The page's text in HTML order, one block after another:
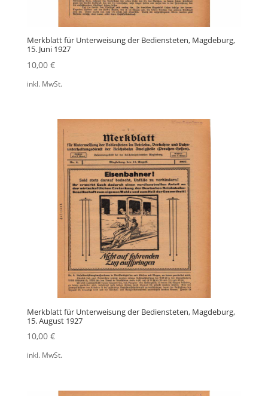
Merkblatt für Unterweisung der Bediensteten, Magdeburg,
15. Juni 1927
10,00 €
inkl. MwSt.
Merkblatt für Unterweisung der Bediensteten, Magdeburg,
15. August 1927
10,00 €
inkl. MwSt.